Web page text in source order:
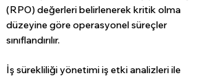
(RPO) değerleri belirlenerek kritik olma
düzeyine göre operasyonel süreçler
sınıflandırılır.
İş sürekliliği yönetimi iş etki analizleri ile